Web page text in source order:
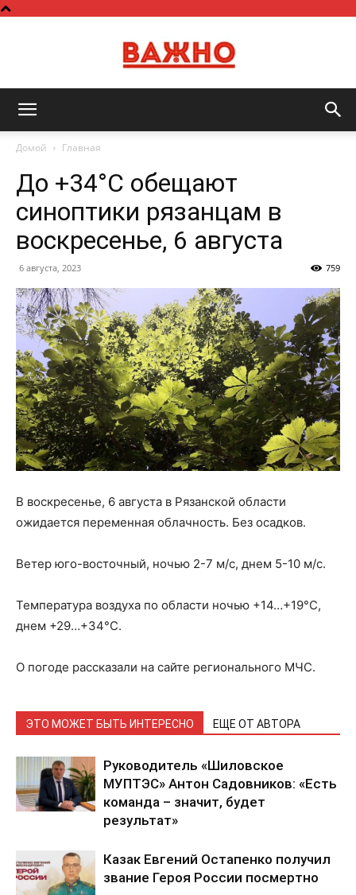
Домой Главная
До +34°С обещают
синоптики рязанцам в
воскресенье, 6 августа
6 августа, 2023 759
В воскресенье, 6 августа в Рязанской области
ожидается переменная облачность. Без осадков.
Ветер юго-восточный, ночью 2-7 м/с, днем 5-10 м/с.
Температура воздуха по области ночью +14…+19°С,
днем +29…+34°С.
О погоде рассказали на сайте регионального МЧС.
ЭТО МОЖЕТ БЫТЬ ИНТЕРЕСНО ЕЩЕ ОТ АВТОРА
Руководитель «Шиловское
МУПТЭС» Антон Садовников: «Есть
команда – значит, будет
результат»
Казак Евгений Остапенко получил
звание Героя России посмертно